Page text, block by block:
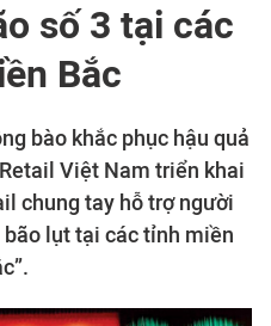
số 3 tại các
Bắc
bào khắc phục hậu quả
Việt Nam triển khai
chung tay hỗ trợ người
lụt tại các tỉnh miền